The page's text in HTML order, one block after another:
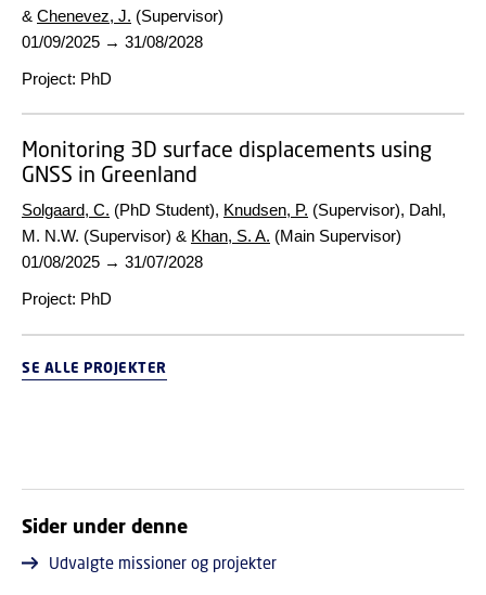
& Chenevez, J. (Supervisor)
01/09/2025 → 31/08/2028
Project: PhD
Monitoring 3D surface displacements using
GNSS in Greenland
Solgaard, C. (PhD Student), Knudsen, P. (Supervisor), Dahl,
M. N.W. (Supervisor) & Khan, S. A. (Main Supervisor)
01/08/2025 → 31/07/2028
Project: PhD
SE ALLE PROJEKTER
Sider under denne
Udvalgte missioner og projekter